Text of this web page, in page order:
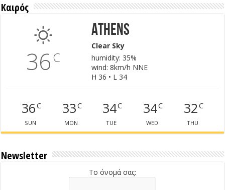
Καιρός
36C
Athens
Clear Sky
humidity: 35%
wind: 8km/h NNE
H 36 • L 34
36C
SUN
33C
MON
34C
TUE
34C
WED
32C
THU
Newsletter
Το όνομά σας: